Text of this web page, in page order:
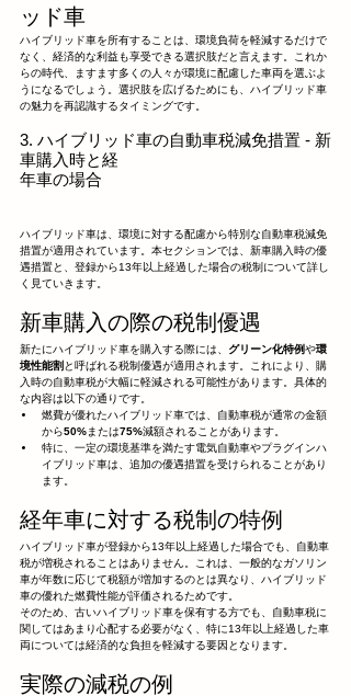
ッド車
ハイブリッド車を所有することは、環境負荷を軽減するだけで
なく、経済的な利益も享受できる選択肢だと言えます。これか
らの時代、ますます多くの人々が環境に配慮した車両を選ぶよ
うになるでしょう。選択肢を広げるためにも、ハイブリッド車
の魅力を再認識するタイミングです。
3. ハイブリッド車の自動車税減免措置 - 新
車購入時と経
年車の場合
ハイブリッド車は、環境に対する配慮から特別な自動車税減免
措置が適用されています。本セクションでは、新車購入時の優
遇措置と、登録から13年以上経過した場合の税制について詳し
く見ていきます。
新車購入の際の税制優遇
新たにハイブリッド車を購入する際には、 グリーン化特例や環
境性能割 と呼ばれる税制優遇が適用されます。これにより、購
入時の自動車税が大幅に軽減される可能性があります。具体的
な内容は以下の通りです。
燃費が優れたハイブリッド車では、自動車税が通常の金額
から50%または75%減額されることがあります。
特に、一定の環境基準を満たす電気自動車やプラグインハ
イブリッド車は、追加の優遇措置を受けられることがあり
ます。
経年車に対する税制の特例
ハイブリッド車が登録から13年以上経過した場合でも、自動車
税が増税されることはありません。これは、一般的なガソリン
車が年数に応じて税額が増加するのとは異なり、ハイブリッド
車の優れた燃費性能が評価されるためです。
そのため、古いハイブリッド車を保有する方でも、自動車税に
関してはあまり心配する必要がなく、特に13年以上経過した車
両については経済的な負担を軽減する要因となります。
実際の減税の例